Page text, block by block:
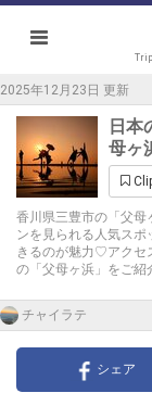
2025年12月23日 更新
日本
母ヶ
香川県三豊市の「父母
ンを見られる人気ス
きるのが魅力♡アクセ
の「父母ヶ浜」をご紹
チャイラテ
シェア